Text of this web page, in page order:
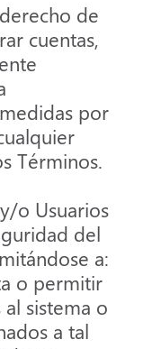
de
cuentas,
por
Términos.
o Usuarios
del
a:
o permitir
sistema o
a tal